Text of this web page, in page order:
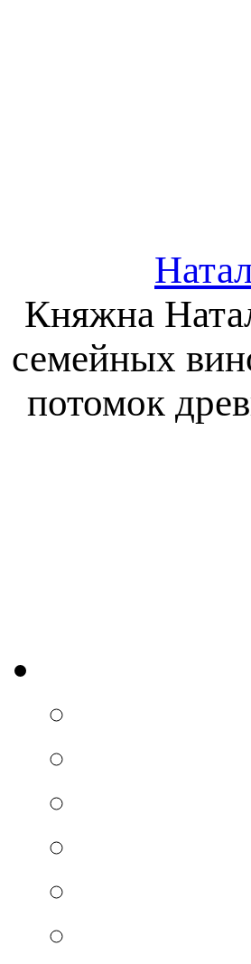
Княжна
семейных
потомок